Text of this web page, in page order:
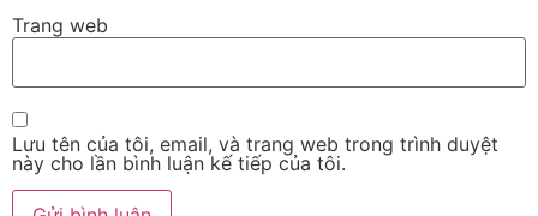
Trang web
Lưu tên của tôi, email, và trang web trong trình duyệt
này cho lần bình luận kế tiếp của tôi.